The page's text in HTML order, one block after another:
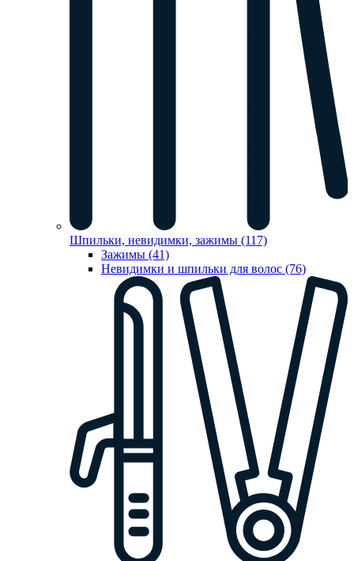
Шпильки, невидимки, зажимы (117)
Зажимы (41)
Невидимки и шпильки для волос (76)